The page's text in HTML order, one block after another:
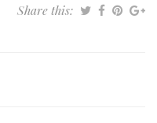
Share this: